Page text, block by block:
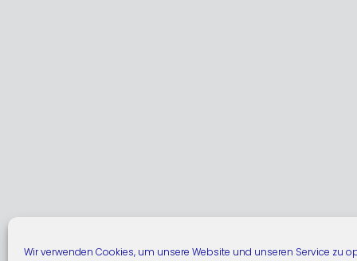
Wir verwenden Cookies, um unsere Website und unseren Service zu